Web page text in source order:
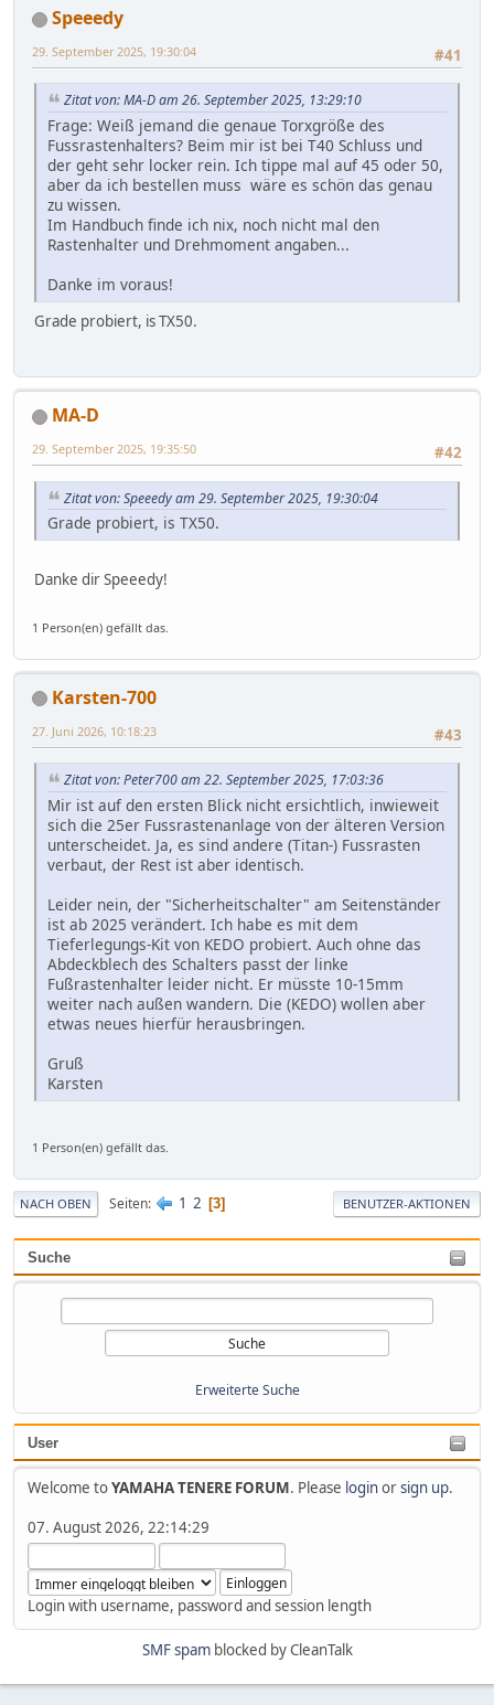
Suche
Erweiterte Suche
User
Welcome toYAMAHA TENERE FORUM. Please loginorsign up.
07. August 2026, 22:14:29
Login with username, password and session length
Speeedy
#41
29. September 2025, 19:30:04
Zitat von: MA-D am 26. September 2025, 13:29:10
Frage: Weiß jemand die genaue Torxgröße des
Fussrastenhalters? Beim mir ist bei T40 Schluss und
der geht sehr locker rein. Ich tippe mal auf 45 oder 50,
aber da ich bestellen muss wäre es schön das genau
zu wissen.
Im Handbuch finde ich nix, noch nicht mal den
Rastenhalter und Drehmoment angaben...
Danke im voraus!
Grade probiert, is TX50.
MA-D
#42
29. September 2025, 19:35:50
Zitat von: Speeedy am 29. September 2025, 19:30:04
Grade probiert, is TX50.
Danke dir Speeedy!
1 Person(en) gefällt das.
Karsten-700
#43
27. Juni 2026, 10:18:23
Zitat von: Peter700 am 22. September 2025, 17:03:36
Mir ist auf den ersten Blick nicht ersichtlich, inwieweit
sich die 25er Fussrastenanlage von der älteren Version
unterscheidet. Ja, es sind andere (Titan-) Fussrasten
verbaut, der Rest ist aber identisch.
Leider nein, der "Sicherheitschalter" am Seitenständer
ist ab 2025 verändert. Ich habe es mit dem
Tieferlegungs-Kit von KEDO probiert. Auch ohne das
Abdeckblech des Schalters passt der linke
Fußrastenhalter leider nicht. Er müsste 10-15mm
weiter nach außen wandern. Die (KEDO) wollen aber
etwas neues hierfür herausbringen.
Gruß
Karsten
1 Person(en) gefällt das.
NACH OBEN Seiten 1 2 3 BENUTZER-AKTIONEN
SMF spamblocked by CleanTalk